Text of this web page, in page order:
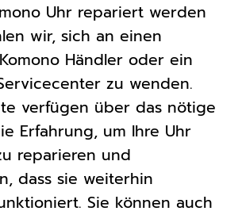
Uhr repariert werden
wir, sich an einen
Händler oder ein
zu wenden.
verfügen über das nötige
Erfahrung, um Ihre Uhr
reparieren und
dass sie weiterhin
Sie können auch